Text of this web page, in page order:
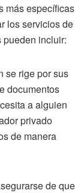
más específicas
los servicios de
pueden incluir:
se rige por sus
documentos
a alguien
privado
de manera
de que